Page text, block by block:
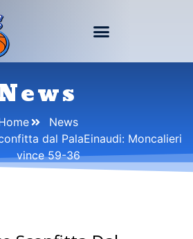
News
dal PalaEinaudi: Moncalieri
vince 59-36